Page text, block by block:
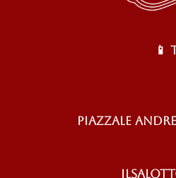
📱
Piazzale